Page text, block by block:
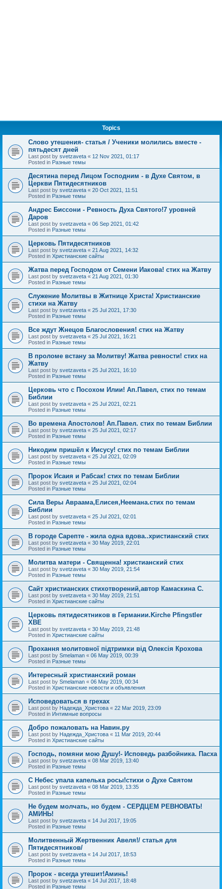
Topics
Слово утешения- статья / Ученики молились вместе -
пятьдесят дней
Last post by svetzaveta « 12 Nov 2021, 01:17
Posted in Разные темы
Десятина перед Лицом Господним - в Духе Святом, в
Церкви Пятидесятников
Last post by svetzaveta « 20 Oct 2021, 11:51
Posted in Разные темы
Андрес Биссони - Ревность Духа Святого!7 уровней
Даров
Last post by svetzaveta « 06 Sep 2021, 01:42
Posted in Разные темы
Церковь Пятидесятников
Last post by svetzaveta « 21 Aug 2021, 14:32
Posted in Христианские сайты
Жатва перед Господом от Семени Иакова! стих на Жатву
Last post by svetzaveta « 21 Aug 2021, 01:30
Posted in Разные темы
Служение Молитвы в Житнице Христа! Христианские
стихи на Жатву
Last post by svetzaveta « 25 Jul 2021, 17:30
Posted in Разные темы
Все ждут Жнецов Благословения! стих на Жатву
Last post by svetzaveta « 25 Jul 2021, 16:21
Posted in Разные темы
В проломе встану за Молитву! Жатва ревности! стих на
Жатву
Last post by svetzaveta « 25 Jul 2021, 16:10
Posted in Разные темы
Церковь что с Посохом Илии! Ап.Павел, стих по темам
Библии
Last post by svetzaveta « 25 Jul 2021, 02:21
Posted in Разные темы
Во времена Апостолов! Ап.Павел. стих по темам Библии
Last post by svetzaveta « 25 Jul 2021, 02:17
Posted in Разные темы
Никодим пришёл к Иисусу! стих по темам Библии
Last post by svetzaveta « 25 Jul 2021, 02:09
Posted in Разные темы
Пророк Исаия и Рабсак! стих по темам Библии
Last post by svetzaveta « 25 Jul 2021, 02:04
Posted in Разные темы
Сила Веры Авраама,Елисея,Неемана.стих по темам
Библии
Last post by svetzaveta « 25 Jul 2021, 02:01
Posted in Разные темы
В городе Сарепте - жила одна вдова..христианский стих
Last post by svetzaveta « 30 May 2019, 22:01
Posted in Разные темы
Молитва матери - Священна! христианский стих
Last post by svetzaveta « 30 May 2019, 21:54
Posted in Разные темы
Сайт христианских стихотворений,автор Камаскина С.
Last post by svetzaveta « 30 May 2019, 21:51
Posted in Христианские сайты
Церковь пятидесятников в Германии.Kirche Pfingstler
ХВЕ
Last post by svetzaveta « 30 May 2019, 21:48
Posted in Христианские сайты
Прохання молитовної підтримки від Олексія Крохова
Last post by Smelaman « 06 May 2019, 00:39
Posted in Разные темы
Интересный христианский роман
Last post by Smelaman « 06 May 2019, 00:34
Posted in Христианские новости и объявления
Исповедоваться в грехах
Last post by Надежда_Христова « 22 Mar 2019, 23:09
Posted in Интимные вопросы
Добро пожаловать на Навин.ру
Last post by Надежда_Христова « 11 Mar 2019, 20:44
Posted in Христианские сайты
Господь, помяни мою Душу!- Исповедь разбойника. Пасха
Last post by svetzaveta « 08 Mar 2019, 13:40
Posted in Разные темы
C Небес упала капелька росы!стихи о Духе Святом
Last post by svetzaveta « 08 Mar 2019, 13:35
Posted in Разные темы
Не будем молчать, но будем - СЕРДЦЕМ РЕВНОВАТЬ!
АМИНЬ!
Last post by svetzaveta « 14 Jul 2017, 19:05
Posted in Разные темы
Молитвенный Жертвенник Авеля!/ статья для
Пятидесятников/
Last post by svetzaveta « 14 Jul 2017, 18:53
Posted in Разные темы
Пророк - всегда утешит!Аминь!
Last post by svetzaveta « 14 Jul 2017, 18:48
Posted in Разные темы